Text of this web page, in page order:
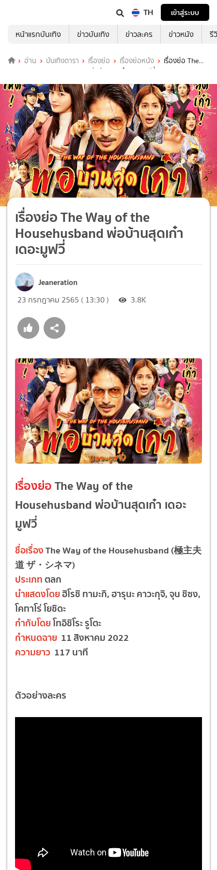
TH
เข้าสู่ระบบ
หน้าแรกบันเทิง
ข่าวบันเทิง ข่าวละคร ข่าวหนัง รี
อ่าน บันเทิงดารา เรื่องย่อ เรื่องย่อหนัง
เรื่องย่อ The
Way of the Househusband พ่อบ้านสุดเก๋า เดอะมูฟวี่
เรื่องย่อ The Way of the
Househusband พ่อบ้านสุดเก๋า
เดอะมูฟวี่
Jeaneration
23 กรกฎาคม 2565 ( 13:30 ) 3.8K
เรื่องย่อThe Way of the
Househusband พ่อบ้านสุดเก๋า เดอะ
มูฟวี่
ชื่อเรื่องThe Way of the Househusband (極主夫
道 ザ・シネマ)
ประเภทตลก
นำแสดงโดยฮิโรชิ ทามะกิ, ฮารุนะ คาวะกุจิ, จุน ชิซง,
โคทาโร่ โยชิดะ
กำกับโดยโทอิชิโระ รูโตะ
กำหนดฉาย 11 สิงหาคม 2022
ความยาว 117 นาที
ตัวอย่างละคร